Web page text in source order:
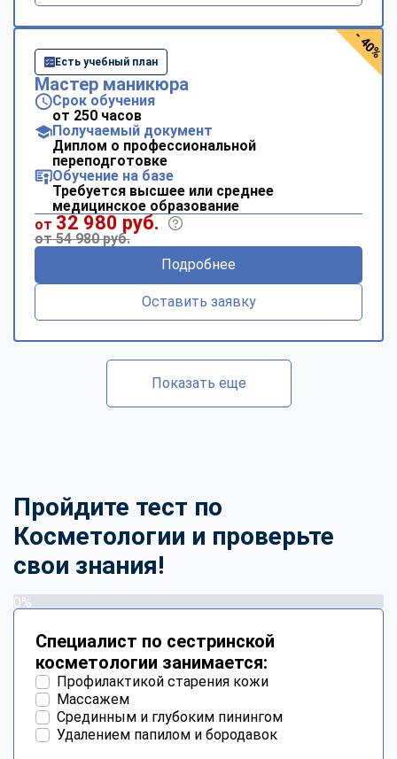
Есть учебный план
Мастер маникюра
Срок обучения
от 250 часов
Получаемый документ
Диплом о профессиональной
переподготовке
Обучение на базе
Требуется высшее или среднее
медицинское образование
от 32 980 руб.
от 54 980 руб.
Подробнее
Оставить заявку
- 40%
Показать еще
Пройдите тест по
Косметологии и проверьте
свои знания!
0%
Специалист по сестринской
косметологии занимается:
Профилактикой старения кожи
Массажем
Срединным и глубоким пинингом
Удалением папилом и бородавок